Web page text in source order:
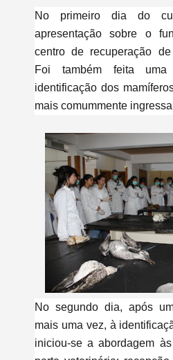
No primeiro dia do
apresentação sobre o
centro de recuperação
Foi também feita
identificação dos
mais comummente
No segundo dia, após
mais uma vez, à
iniciou-se a abordagem